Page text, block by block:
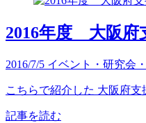
2016年度 大阪府
2016/7/5 イベント・研究会
こちらで紹介した 大阪府
記事を読む